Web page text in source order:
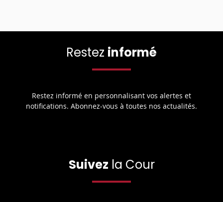
Restez informé
Restez informé en personnalisant vos alertes et
notifications. Abonnez-vous à toutes nos actualités.
Suivez la Cour